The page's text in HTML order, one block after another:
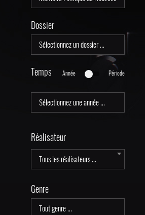
Dossier
Temps Année Période
Réalisateur
Tous les réalisateurs ...
Genre